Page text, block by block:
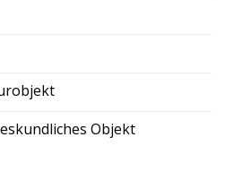
Objekt